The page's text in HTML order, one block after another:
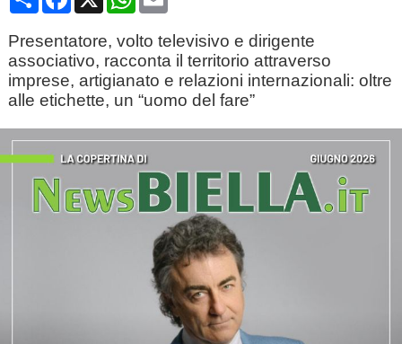
Presentatore, volto televisivo e dirigente
associativo, racconta il territorio attraverso
imprese, artigianato e relazioni internazionali: oltre
alle etichette, un “uomo del fare”